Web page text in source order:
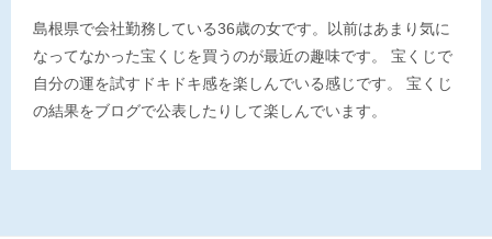
島根県で会社勤務している36歳の女です。以前はあまり気に
なってなかった宝くじを買うのが最近の趣味です。 宝くじで
自分の運を試すドキドキ感を楽しんでいる感じです。 宝くじ
の結果をブログで公表したりして楽しんでいます。